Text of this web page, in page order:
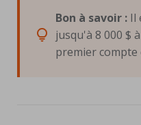
Bon à savoir : Il
jusqu'à 8 000 $
premier compte